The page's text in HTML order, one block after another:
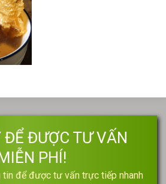
ĐỂ ĐƯỢC TƯ VẤN
PHÍ!
tin để được tư vấn trực tiếp nhanh